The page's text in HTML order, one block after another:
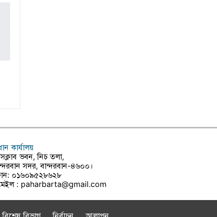
কার্যালয়
ভবন, নিচ তলা,
সদর, বান্দরবান-৪৬০০।
০১৬০৯৫২৮৬২৮
: paharbarta@gmail.com